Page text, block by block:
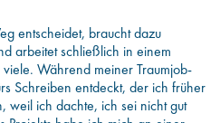
entscheidet, braucht dazu
arbeitet schließlich in einem
Während meiner Traumjob-
Schreiben entdeckt, der ich früher
weil ich dachte, ich sei nicht gut